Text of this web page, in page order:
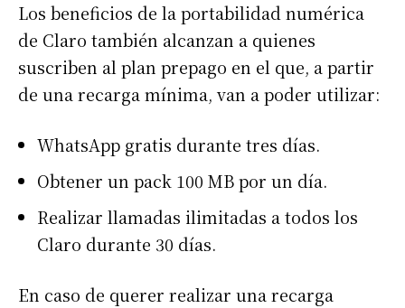
Los beneficios de la portabilidad numérica
de Claro también alcanzan a quienes
suscriben al plan prepago en el que, a partir
de una recarga mínima, van a poder utilizar:
WhatsApp gratis durante tres días.
Obtener un pack 100 MB por un día.
Realizar llamadas ilimitadas a todos los
Claro durante 30 días.
En caso de querer realizar una recarga